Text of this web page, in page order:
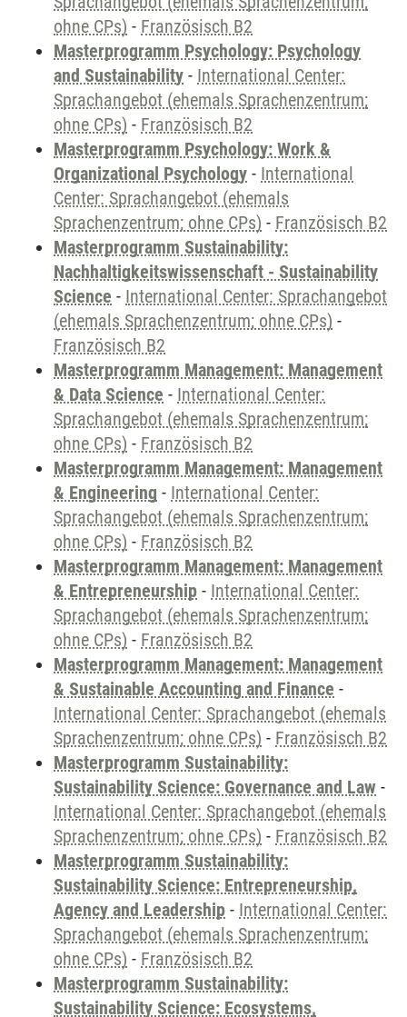
ohne CPs) - Französisch B2
Masterprogramm Psychology: Psychology
and Sustainability - International Center:
Sprachangebot (ehemals Sprachenzentrum;
ohne CPs) - Französisch B2
Masterprogramm Psychology: Work &
Organizational Psychology - International
Center: Sprachangebot (ehemals
Sprachenzentrum; ohne CPs) - Französisch B2
Masterprogramm Sustainability:
Nachhaltigkeitswissenschaft - Sustainability
Science - International Center: Sprachangebot
(ehemals Sprachenzentrum; ohne CPs) -
Französisch B2
Masterprogramm Management: Management
& Data Science - International Center:
Sprachangebot (ehemals Sprachenzentrum;
ohne CPs) - Französisch B2
Masterprogramm Management: Management
& Engineering - International Center:
Sprachangebot (ehemals Sprachenzentrum;
ohne CPs) - Französisch B2
Masterprogramm Management: Management
& Entrepreneurship - International Center:
Sprachangebot (ehemals Sprachenzentrum;
ohne CPs) - Französisch B2
Masterprogramm Management: Management
& Sustainable Accounting and Finance -
International Center: Sprachangebot (ehemals
Sprachenzentrum; ohne CPs) - Französisch B2
Masterprogramm Sustainability:
Sustainability Science: Governance and Law -
International Center: Sprachangebot (ehemals
Sprachenzentrum; ohne CPs) - Französisch B2
Masterprogramm Sustainability:
Sustainability Science: Entrepreneurship,
Agency and Leadership - International Center:
Sprachangebot (ehemals Sprachenzentrum;
ohne CPs) - Französisch B2
Masterprogramm Sustainability:
Sustainability Science: Ecosystems,